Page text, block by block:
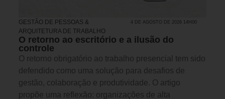
GESTÃO DE PESSOAS &
ARQUITETURA DE TRABALHO
4 DE AGOSTO DE 2026 14H00
O retorno ao escritório e a ilusão do
controle
O retorno obrigatório ao trabalho presencial tem sido
defendido como uma solução para desafios de
gestão, colaboração e produtividade. O artigo
propõe uma reflexão: organizações de alta